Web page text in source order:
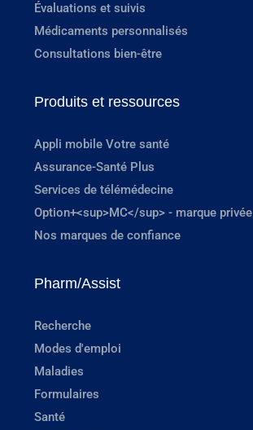
Évaluations et suivis
Médicaments personnalisés
Consultations bien-être
Produits et ressources
Appli mobile Votre santé
Assurance-Santé Plus
Services de télémédecine
Option+<sup>MC</sup> - marque privée
Nos marques de confiance
Pharm/Assist
Recherche
Modes d'emploi
Maladies
Formulaires
Santé